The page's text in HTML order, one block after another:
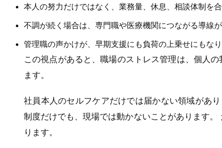
本人の努力だけではなく、業務量、休息、相談体制を
不調が続く場合は、専門職や医療機関につながる導線
管理職の声かけが、早期支援にも負荷の上乗せにもな
この視点があると、職場のストレス管理は、個人
ます。
社員本人のセルフケアだけでは届かない領域があ
制度だけでも、現場では動かないことがあります
ります。